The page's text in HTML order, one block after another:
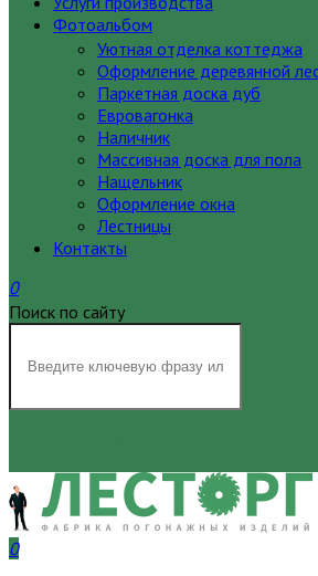
Фотоальбом
Уютная отделка коттеджа
Оформление деревянной
Паркетная доска дуб
Евровагонка
Наличник
Массивная доска для пола
Нащельник
Оформление окна
Лестницы
Контакты
0
Поиск по сайту
0